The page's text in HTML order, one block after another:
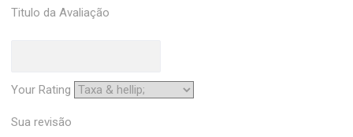
Titulo da Avaliação
Your Rating
Sua revisão